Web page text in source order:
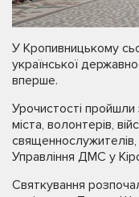
У Кропивницькому
української
вперше.
Урочистості пройшли
міста, волонтерів,
Управління ДМС у
Святкування